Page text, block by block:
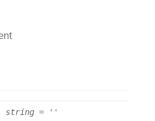
string = ''